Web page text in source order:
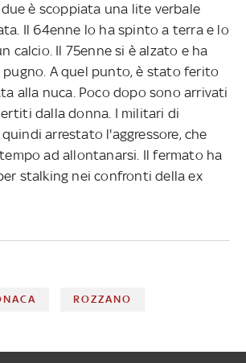
è scoppiata una lite verbale
Il 64enne lo ha spinto a terra e lo
calcio. Il 75enne si è alzato e ha
A quel punto, è stato ferito
alla nuca. Poco dopo sono arrivati
dalla donna. I militari di
arrestato l'aggressore, che
ad allontanarsi. Il fermato ha
stalking nei confronti della ex
ROZZANO